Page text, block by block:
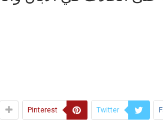
Twitter
Pinterest